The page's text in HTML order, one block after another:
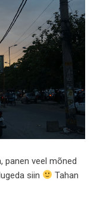
panen veel mõned
siin
Tahan